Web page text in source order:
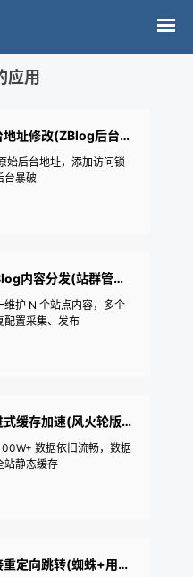
应用
[PHP] 后台地址修改(ZBlog后台修改)
始后台地址，添加访问锁
台暴破
[PHP] Z-Blog内容分发(站群管理+数据广播)
维护 N 个站点内容，多个
配置采集、发布
[PHP] 渐进式缓存加速(风火轮版+数据库优化+全站静态)
数据依旧流畅，数据
站静态缓存
[PHP] 链接重定向跳转(蜘蛛+用户+自定义)